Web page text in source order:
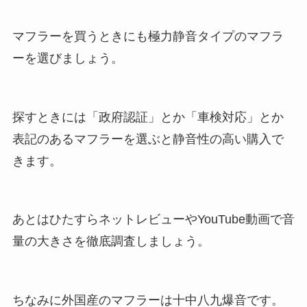
マフラーを買うときにも極力静音タイプのマフラ
ーを選びましょう。
探すときには「政府認証」とか「車検対応」とか
表記のあるマフラーを選ぶと静音性の高い購入で
きます。
あとはひたすらネットレビューやYouTube動画で音
量の大きさを徹底調査しましょう。
ちなみに外国産のマフラーは十中八九爆音です。